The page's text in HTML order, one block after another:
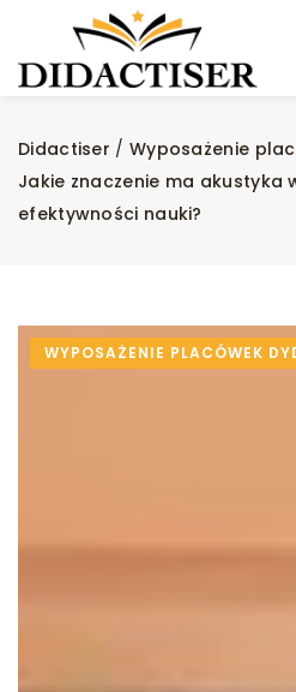
Didactiser / Wyposażenie
Jakie znaczenie ma akustyka
efektywności nauki?
WYPOSAŻENIE PLACÓWEK